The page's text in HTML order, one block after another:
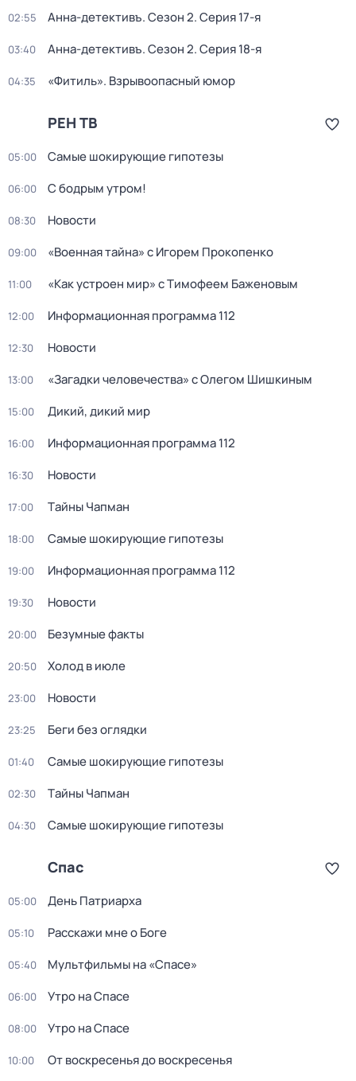
02:55 Анна-детективъ. Сезон 2. Серия 17-я
03:40 Анна-детективъ. Сезон 2. Серия 18-я
04:35 «Фитиль». Взрывоопасный юмор
РЕН ТВ
05:00 Самые шoкиpующие гипотезы
06:00 С бодрым утром!
08:30 Новости
09:00 «Военная тайна» с Игорем Прокопенко
11:00 «Как устроен мир» с Тимофеем Баженовым
12:00 Информационная программа 112
12:30 Новости
13:00 «Загадки человечества» с Олегом Шишкиным
15:00 Дикий, дикий мир
16:00 Информационная программа 112
16:30 Новости
17:00 Тaйны Чапман
18:00 Самые шoкиpующие гипотезы
19:00 Информационная программа 112
19:30 Новости
20:00 Бeзумные фaкты
20:50 Холод в июле
23:00 Новости
23:25 Беги без оглядки
01:40 Самые шoкиpующие гипотезы
02:30 Тaйны Чапман
04:30 Самые шoкиpующие гипотезы
Спас
05:00 Дeнь Патриаpха
05:10 Расскажи мне о Боге
05:40 Мультфильмы на «Спасе»
06:00 Утро на Спасе
08:00 Утро на Спасе
10:00 От воскресенья до воскресенья